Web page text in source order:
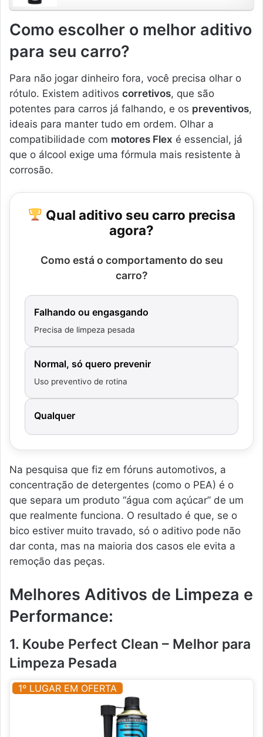
Como escolher o melhor aditivo
para seu carro?
Para não jogar dinheiro fora, você precisa olhar o
rótulo. Existem aditivos corretivos, que são
potentes para carros já falhando, e os preventivos,
ideais para manter tudo em ordem. Olhar a
compatibilidade com motores Flex é essencial, já
que o álcool exige uma fórmula mais resistente à
corrosão.
Qual aditivo seu carro precisa
agora?
Como está o comportamento do seu
carro?
Falhando ou engasgando
Precisa de limpeza pesada
Normal, só quero prevenir
Uso preventivo de rotina
Qualquer
Na pesquisa que fiz em fóruns automotivos, a
concentração de detergentes (como o PEA) é o
que separa um produto “água com açúcar” de um
que realmente funciona. O resultado é que, se o
bico estiver muito travado, só o aditivo pode não
dar conta, mas na maioria dos casos ele evita a
remoção das peças.
Melhores Aditivos de Limpeza e
Performance:
1. Koube Perfect Clean – Melhor para
Limpeza Pesada
1º LUGAR EM OFERTA